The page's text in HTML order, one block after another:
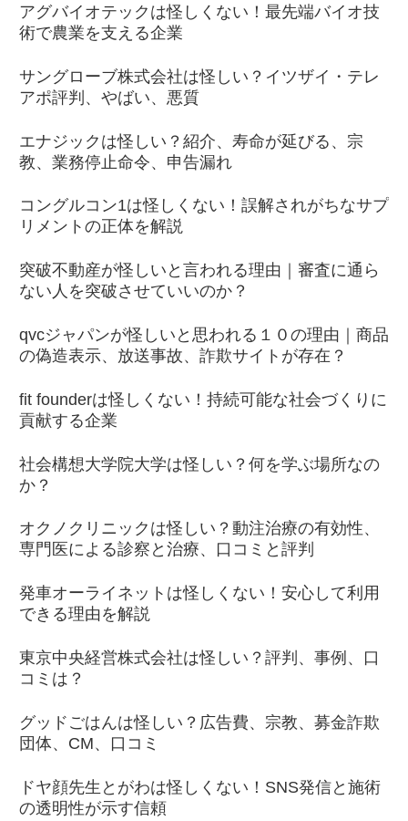
アグバイオテックは怪しくない！最先端バイオ技
術で農業を支える企業
サングローブ株式会社は怪しい？イツザイ・テレ
アポ評判、やばい、悪質
エナジックは怪しい？紹介、寿命が延びる、宗
教、業務停止命令、申告漏れ
コングルコン1は怪しくない！誤解されがちなサプ
リメントの正体を解説
突破不動産が怪しいと言われる理由｜審査に通ら
ない人を突破させていいのか？
qvcジャパンが怪しいと思われる１０の理由｜商品
の偽造表示、放送事故、詐欺サイトが存在？
fit founderは怪しくない！持続可能な社会づくりに
貢献する企業
社会構想大学院大学は怪しい？何を学ぶ場所なの
か？
オクノクリニックは怪しい？動注治療の有効性、
専門医による診察と治療、口コミと評判
発車オーライネットは怪しくない！安心して利用
できる理由を解説
東京中央経営株式会社は怪しい？評判、事例、口
コミは？
グッドごはんは怪しい？広告費、宗教、募金詐欺
団体、CM、口コミ
ドヤ顔先生とがわは怪しくない！SNS発信と施術
の透明性が示す信頼